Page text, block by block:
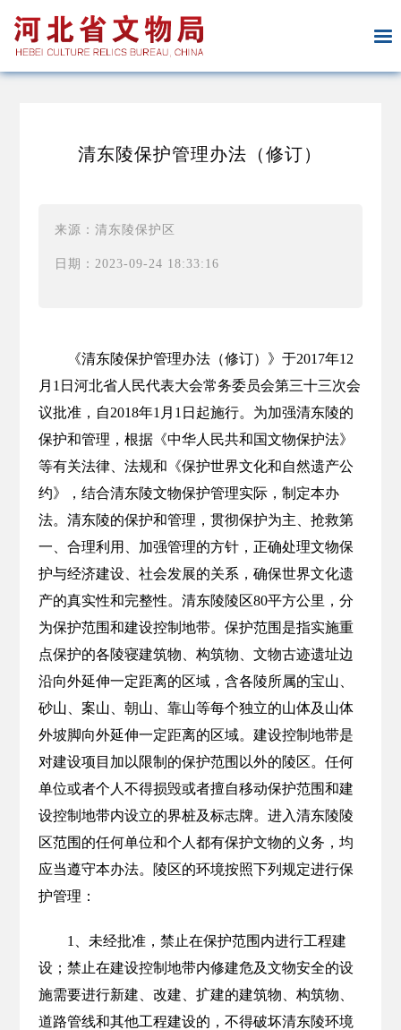
清东陵保护管理办法（修订）
来源：清东陵保护区
日期：2023-09-24 18:33:16
《清东陵保护管理办法（修订）》于2017年12
月1日河北省人民代表大会常务委员会第三十三次会
议批准，自2018年1月1日起施行。为加强清东陵的
保护和管理，根据《中华人民共和国文物保护法》
等有关法律、法规和《保护世界文化和自然遗产公
约》，结合清东陵文物保护管理实际，制定本办
法。清东陵的保护和管理，贯彻保护为主、抢救第
一、合理利用、加强管理的方针，正确处理文物保
护与经济建设、社会发展的关系，确保世界文化遗
产的真实性和完整性。清东陵陵区80平方公里，分
为保护范围和建设控制地带。保护范围是指实施重
点保护的各陵寝建筑物、构筑物、文物古迹遗址边
沿向外延伸一定距离的区域，含各陵所属的宝山、
砂山、案山、朝山、靠山等每个独立的山体及山体
外坡脚向外延伸一定距离的区域。建设控制地带是
对建设项目加以限制的保护范围以外的陵区。任何
单位或者个人不得损毁或者擅自移动保护范围和建
设控制地带内设立的界桩及标志牌。进入清东陵陵
区范围的任何单位和个人都有保护文物的义务，均
应当遵守本办法。陵区的环境按照下列规定进行保
护管理：
1、未经批准，禁止在保护范围内进行工程建
设；禁止在建设控制地带内修建危及文物安全的设
施需要进行新建、改建、扩建的建筑物、构筑物、
道路管线和其他工程建设的，不得破坏清东陵环境